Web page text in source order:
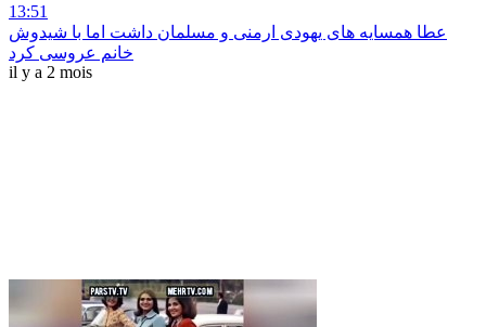
13:51
عطا همسایه های یهودی ارمنی و مسلمان داشت اما با شیدوش
خانم عروسی کرد
il y a 2 mois